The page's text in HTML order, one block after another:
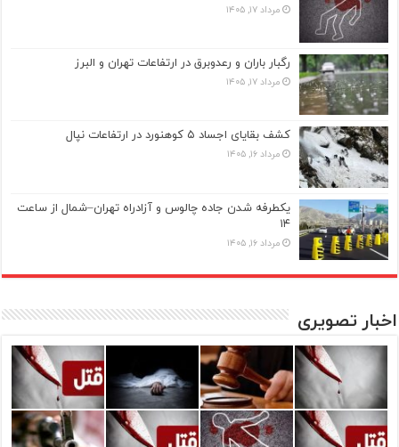
مرداد ۱۷, ۱۴۰۵
رگبار باران و رعدوبرق در ارتفاعات تهران و البرز
مرداد ۱۷, ۱۴۰۵
کشف بقایای اجساد ۵ کوهنورد در ارتفاعات نپال
مرداد ۱۶, ۱۴۰۵
یکطرفه شدن جاده چالوس و آزادراه تهران–شمال از ساعت
۱۴
مرداد ۱۶, ۱۴۰۵
اخبار تصویری